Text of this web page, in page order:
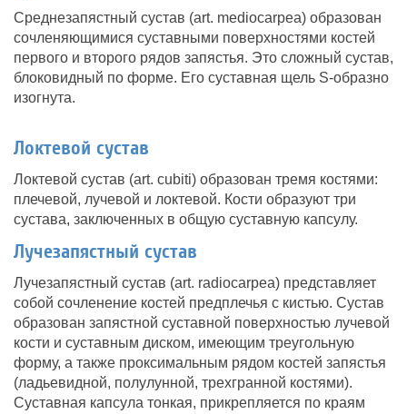
Среднезапястный сустав (art. mediocarpea) образован
сочленяющимися суставными поверхностями костей
первого и второго рядов запястья. Это сложный сустав,
блоковидный по форме. Его суставная щель S-образно
изогнута.
Локтевой сустав
Локтевой сустав (art. cubiti) образован тремя костями:
плечевой, лучевой и локтевой. Кости образуют три
сустава, заключенных в общую суставную капсулу.
Лучезапястный сустав
Лучезапястный сустав (art. radiocarpea) представляет
собой сочленение костей предплечья с кистью. Сустав
образован запястной суставной поверхностью лучевой
кости и суставным диском, имеющим треугольную
форму, а также проксимальным рядом костей запястья
(ладьевидной, полулунной, трехгранной костями).
Суставная капсула тонкая, прикрепляется по краям